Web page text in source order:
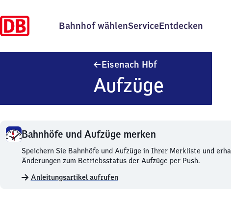
Bahnhof wählenServiceEntdecken
Eisenach HbfEisenach
Aufzüge
Bahnhöfe und Aufzüge merken
Bahnhöfe
und
merken.
Speichern Sie Bahnhöfe und Aufzüge in Ihrer Merkliste und
Änderungen zum Betriebsstatus der Aufzüge per Push.
Anleitungsartikel aufrufen